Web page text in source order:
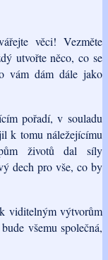
věci! Vezměte
utvořte něco, co se
vám dám dále jako
pořadí, v souladu
k tomu náležejícímu
životů dal síly
dech pro vše, co by
viditelným výtvorům
všemu společná,